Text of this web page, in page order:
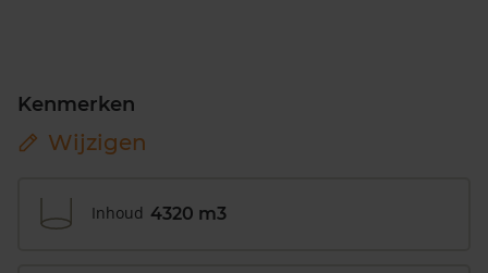
Kenmerken
Wijzigen
Inhoud 4320 m3